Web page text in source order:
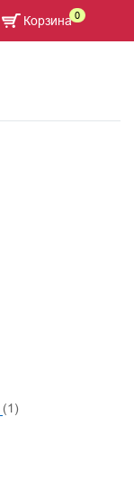
(1)
Корзина 0